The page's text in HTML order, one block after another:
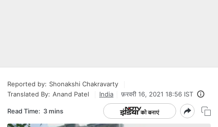
Reported by: Shonakshi Chakravarty
Translated By: Anand Patel India फ़रवरी 16, 2021 18:56 IST
Read Time: 3 mins